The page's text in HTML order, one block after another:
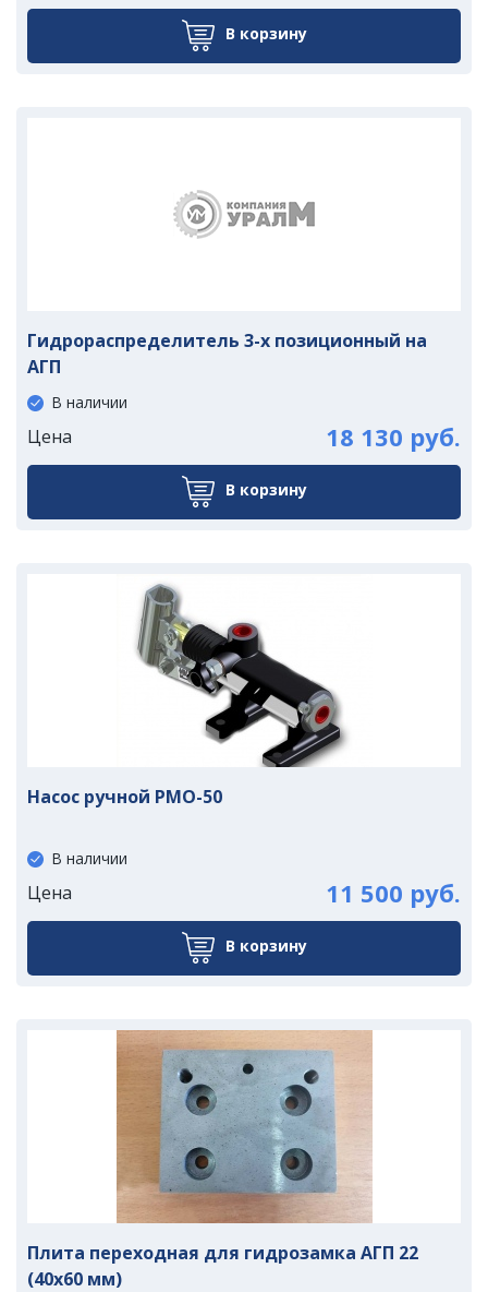
В корзину
Гидрораспределитель 3-х позиционный на
АГП
В наличии
Цена 18 130 руб.
В корзину
Насос ручной PMO-50
В наличии
Цена 11 500 руб.
В корзину
Плита переходная для гидрозамка АГП 22
(40х60 мм)